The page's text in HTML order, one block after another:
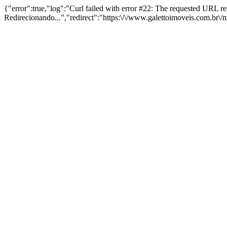
{"error":true,"log":"Curl failed with error #22: The requested URL
Redirecionando...","redirect":"https:\/\/www.galettoimoveis.com.br\/